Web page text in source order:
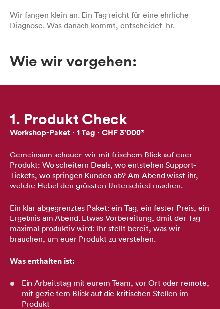
Wir fangen klein an. Ein Tag reicht für eine ehrliche
Diagnose. Was danach kommt, entscheidet ihr.
Wie wir vorgehen:
1. Produkt Check
Workshop-Paket · 1 Tag · CHF 3’000*
Gemeinsam schauen wir mit frischem Blick auf euer
Produkt: Wo scheitern Deals, wo entstehen Support-
Tickets, wo springen Kunden ab? Am Abend wisst ihr,
welche Hebel den grössten Unterschied machen.
Ein klar abgegrenztes Paket: ein Tag, ein fester Preis, ein
Ergebnis am Abend. Etwas Vorbereitung, dmit der Tag
maximal produktiv wird: Ihr stellt bereit, was wir
brauchen, um euer Produkt zu verstehen.
Was enthalten ist:
Ein Arbeitstag mit eurem Team, vor Ort oder remote,
mit gezieltem Blick auf die kritischen Stellen im
Produkt